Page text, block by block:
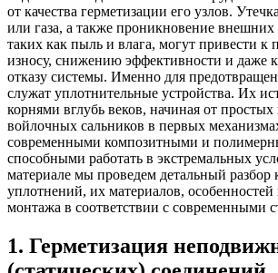
от качества герметизации его узлов.
или газа, а также проникновение внешних
таких как пыль и влага, могут привести к
износу, снижению эффективности и даже
отказу системы. Именно для
служат уплотнительные устройства. Их
корнями вглубь веков, начиная от
войлочных сальников в первых
современными композитными и
способными работать в экстремальных
материале мы проведем детальный
уплотнений, их материалов,
монтажа в соответствии с современными
1. Герметизация